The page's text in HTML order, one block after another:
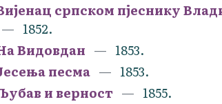
српском пјеснику
1852.
Видовдан
1853.
песма
1853.
и верност
1855.